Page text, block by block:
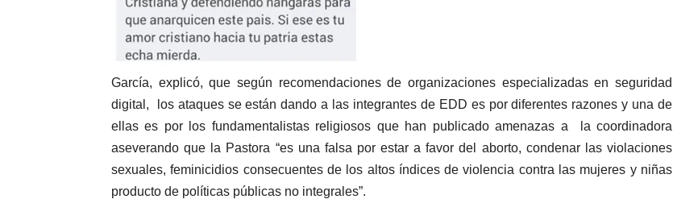
García, explicó, que según recomendaciones de organizaciones especializadas en seguridad
digital, los ataques se están dando a las integrantes de EDD es por diferentes razones y una de
ellas es por los fundamentalistas religiosos que han publicado amenazas a la coordinadora
aseverando que la Pastora “es una falsa por estar a favor del aborto, condenar las violaciones
sexuales, feminicidios consecuentes de los altos índices de violencia contra las mujeres y niñas
producto de políticas públicas no integrales”.